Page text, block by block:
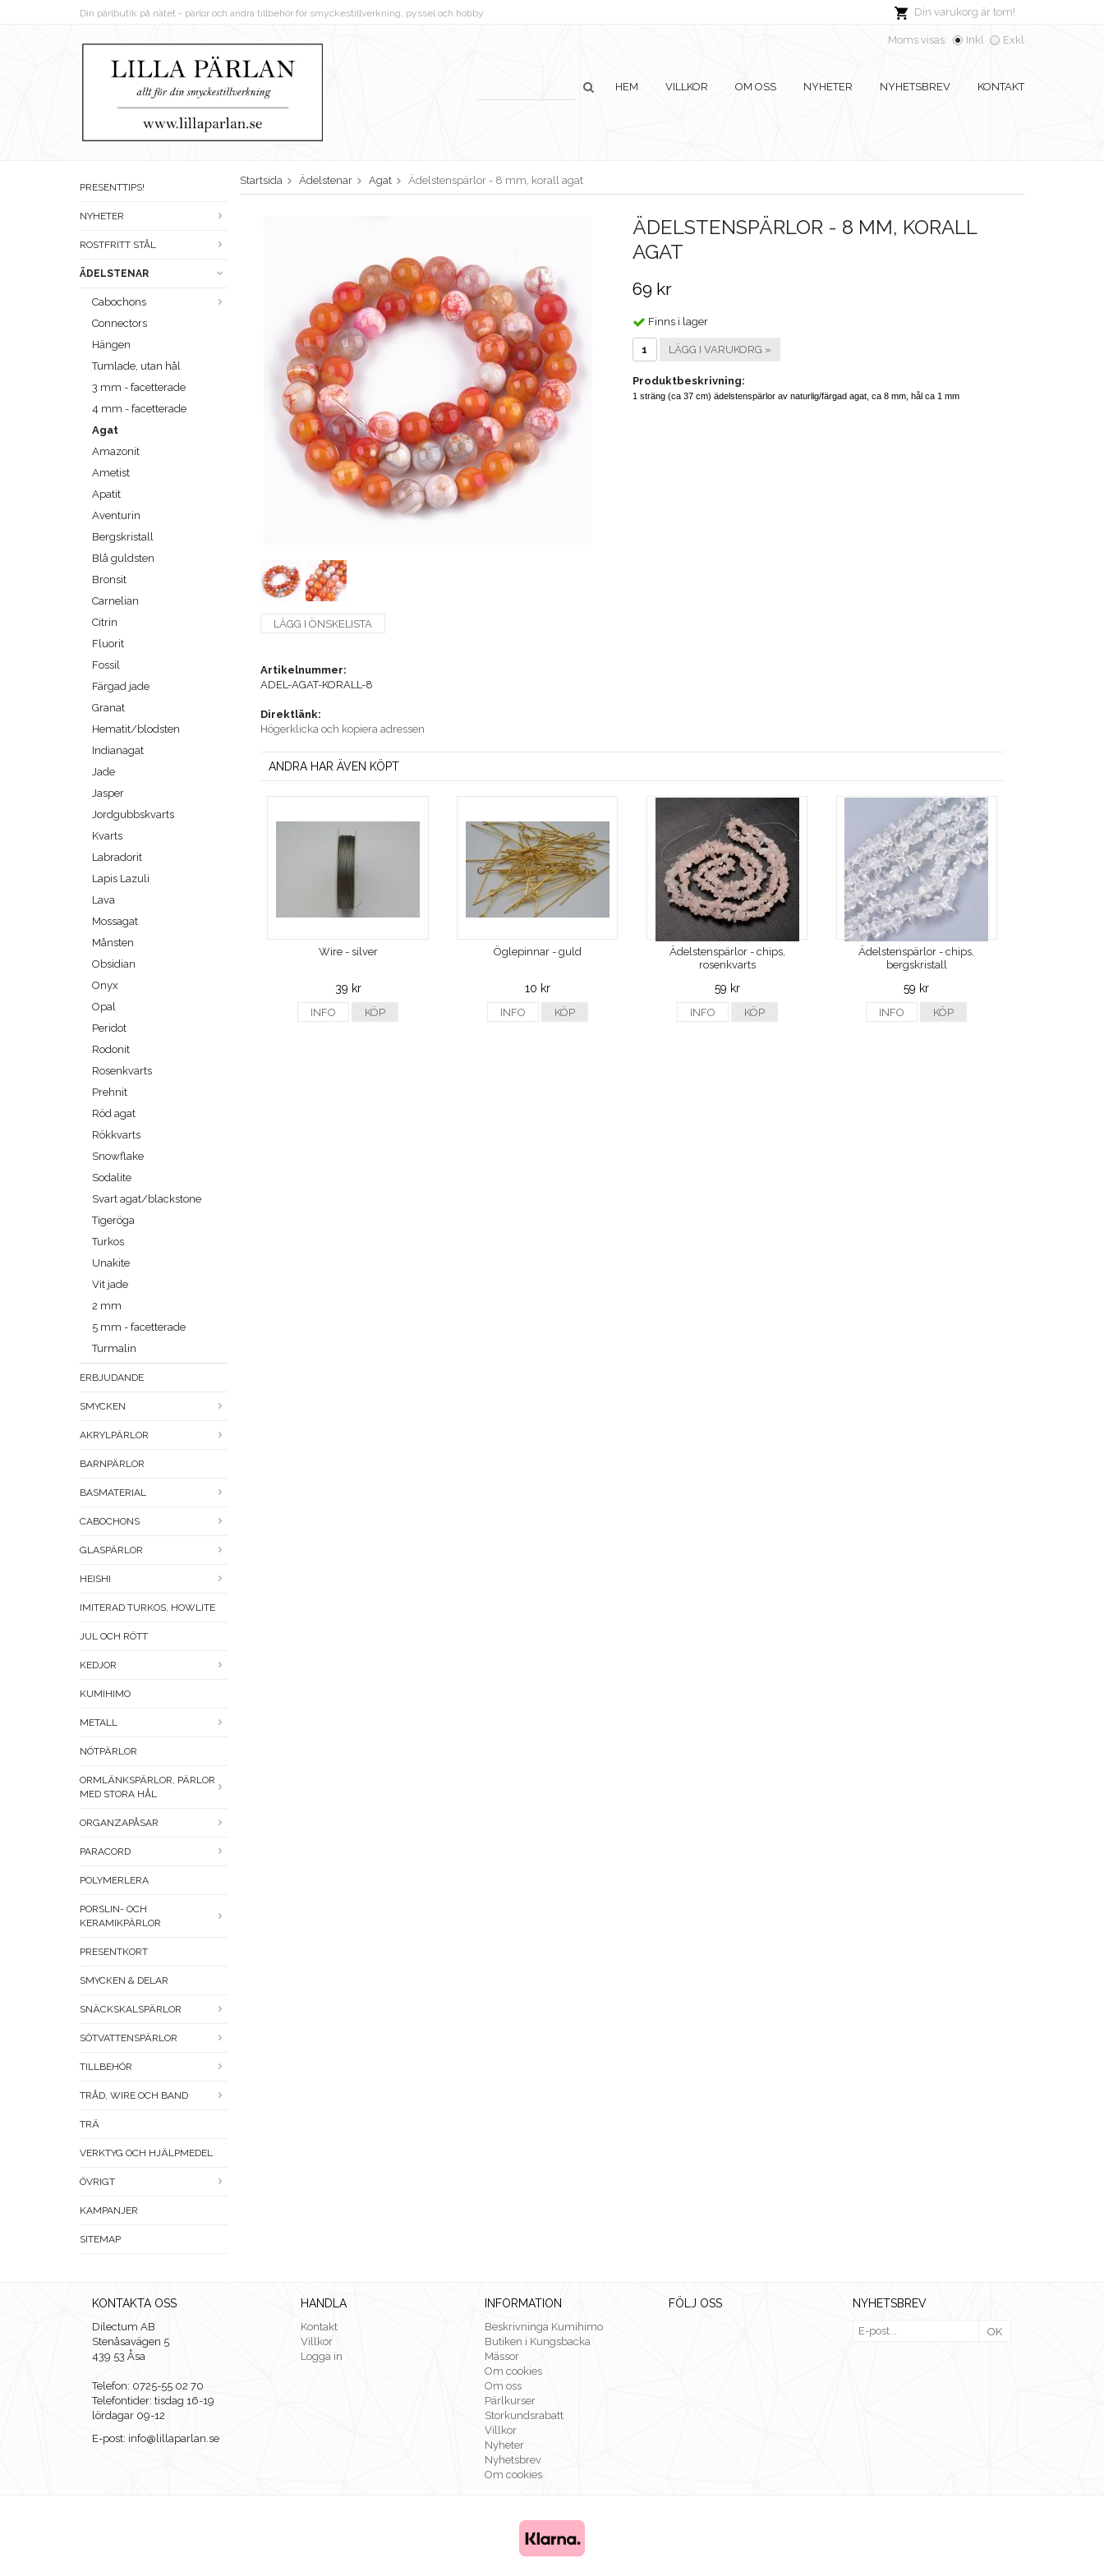
Din varukorg är tom!
Din pärlbutik på nätet - pärlor och andra tillbehör för smyckestillverkning, pyssel och hobby
Moms visas: Inkl Exkl
HEM VILLKOR OM OSS NYHETER NYHETSBREV KONTAKT
PRESENTTIPS!
NYHETER
ROSTFRITT STÅL
ÄDELSTENAR
Cabochons
Connectors
Hängen
Tumlade, utan hål
3 mm - facetterade
4 mm - facetterade
Agat
Amazonit
Ametist
Apatit
Aventurin
Bergskristall
Blå guldsten
Bronsit
Carnelian
Citrin
Fluorit
Fossil
Färgad jade
Granat
Hematit/blodsten
Indianagat
Jade
Jasper
Jordgubbskvarts
Kvarts
Labradorit
Lapis Lazuli
Lava
Mossagat
Månsten
Obsidian
Onyx
Opal
Peridot
Rodonit
Rosenkvarts
Prehnit
Röd agat
Rökkvarts
Snowflake
Sodalite
Svart agat/blackstone
Tigeröga
Turkos
Unakite
Vit jade
2 mm
5 mm - facetterade
Turmalin
ERBJUDANDE
SMYCKEN
AKRYLPÄRLOR
BARNPÄRLOR
BASMATERIAL
CABOCHONS
GLASPÄRLOR
HEISHI
IMITERAD TURKOS, HOWLITE
JUL OCH RÖTT
KEDJOR
KUMIHIMO
METALL
NÖTPÄRLOR
ORMLÄNKSPÄRLOR, PÄRLOR
MED STORA HÅL
ORGANZAPÅSAR
PARACORD
POLYMERLERA
PORSLIN- OCH
KERAMIKPÄRLOR
PRESENTKORT
SMYCKEN & DELAR
SNÄCKSKALSPÄRLOR
SÖTVATTENSPÄRLOR
TILLBEHÖR
TRÅD, WIRE OCH BAND
TRÄ
VERKTYG OCH HJÄLPMEDEL
ÖVRIGT
KAMPANJER
SITEMAP
Startsida Ädelstenar Agat Ädelstenspärlor - 8 mm, korall agat
ÄDELSTENSPÄRLOR - 8 MM, KORALL
AGAT
69 kr
Finns i lager
LÄGG I VARUKORG »
Produktbeskrivning:
1 sträng (ca 37 cm) ädelstenspärlor av naturlig/färgad agat, ca 8 mm, hål ca 1 mm
LÄGG I ÖNSKELISTA
Artikelnummer:
ADEL-AGAT-KORALL-8
Direktlänk:
Högerklicka och kopiera adressen
ANDRA HAR ÄVEN KÖPT
Wire - silver
39 kr
INFO KÖP
Öglepinnar - guld
10 kr
INFO KÖP
Ädelstenspärlor - chips,
rosenkvarts
59 kr
INFO KÖP
Ädelstenspärlor - chips,
bergskristall
59 kr
INFO KÖP
KONTAKTA OSS
Dilectum AB
Stenåsavägen 5
439 53 Åsa
Telefon: 0725-55 02 70
Telefontider: tisdag 16-19
lördagar 09-12
E-post: info@lillaparlan.se
HANDLA
Kontakt
Villkor
Logga in
INFORMATION
Beskrivninga Kumihimo
Butiken i Kungsbacka
Mässor
Om cookies
Om oss
Pärlkurser
Storkundsrabatt
Villkor
Nyheter
Nyhetsbrev
Om cookies
FÖLJ OSS NYHETSBREV
OK